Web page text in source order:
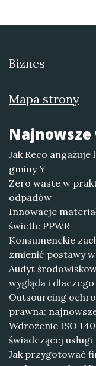
Biznes
Mapa strony
Jak Reco angażuje
gminy Y
Zero waste w
odpadów
Innowacje
świetle PPWR
Konsumenckie
zmienić postawy
Audyt
wygląda i dlaczego
Outsourcing
prawna:
Wdrożenie ISO
świadczącej usługi
Jak przygotować